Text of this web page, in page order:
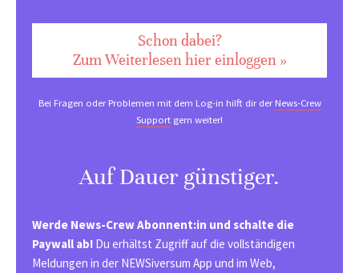
Schon dabei?
Zum Weiterlesen hier einloggen »
Bei Fragen oder Problemen mit dem Log-in hilft dir derNews-Crew
Support gern weiter!
Auf Dauer günstiger.
Werde News-Crew Abonnent:in und schalte die
Paywall ab! Du erhältst Zugriff auf die vollständigen
Meldungen in der NEWSiversum App und im Web,